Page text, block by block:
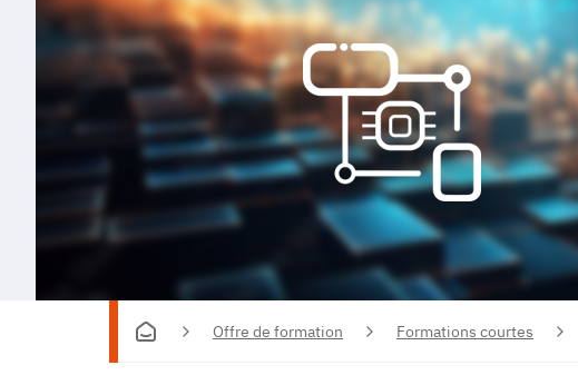
Offre de formation Formations courtes